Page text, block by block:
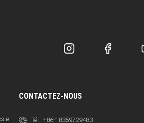
CONTACTEZ-NOUS
Tél :+86-18359729483